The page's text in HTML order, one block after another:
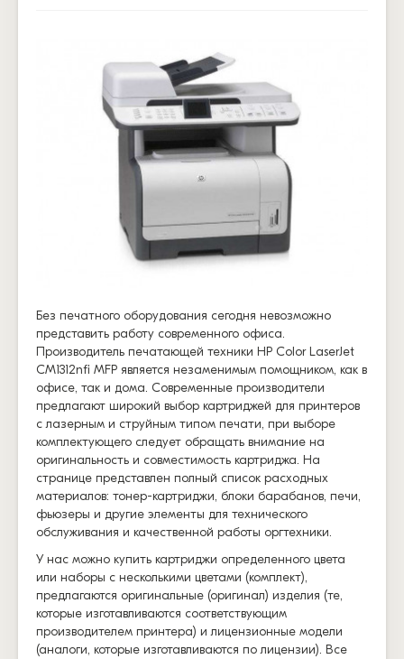
Без печатного оборудования сегодня невозможно
представить работу современного офиса.
Производитель печатающей техники HP Color LaserJet
CM1312nfi MFP является незаменимым помощником, как в
офисе, так и дома. Современные производители
предлагают широкий выбор картриджей для принтеров
с лазерным и струйным типом печати, при выборе
комплектующего следует обращать внимание на
оригинальность и совместимость картриджа. На
странице представлен полный список расходных
материалов: тонер-картриджи, блоки барабанов, печи,
фьюзеры и другие элементы для технического
обслуживания и качественной работы оргтехники.
У нас можно купить картриджи определенного цвета
или наборы с несколькими цветами (комплект),
предлагаются оригинальные (оригинал) изделия (те,
которые изготавливаются соответствующим
производителем принтера) и лицензионные модели
(аналоги, которые изготавливаются по лицензии). Все